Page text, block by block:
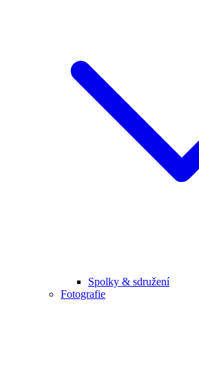
Spolky & sdružení
Fotografie